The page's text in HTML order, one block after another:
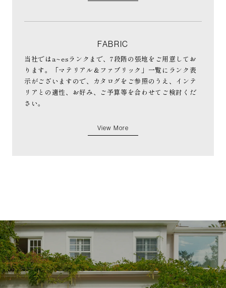
FABRIC
当社ではa~esランクまで、7段階の張地をご用意してお
ります。「マテリアル＆ファブリック」一覧にランク表
示がございますので、カタログをご参照のうえ、インテ
リアとの適性、お好み、ご予算等を合わせてご検討くだ
さい。
View More